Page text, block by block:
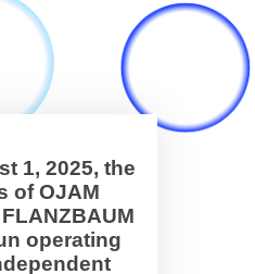
1, 2025, the
of OJAM
operating